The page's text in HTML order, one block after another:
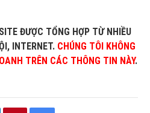
ĐƯỢC TỔNG HỢP TỪ NHIỀU
INTERNET. CHÚNG TÔI KHÔNG
TRÊN CÁC THÔNG TIN NÀY.